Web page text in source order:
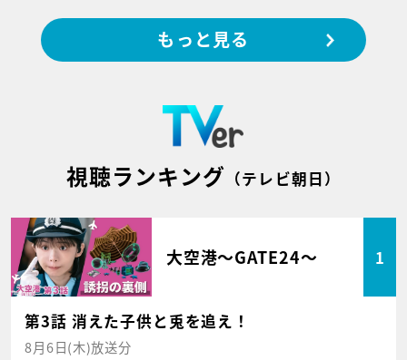
もっと見る
視聴ランキング （テレビ朝日）
大空港～GATE24～ 1
第3話 消えた子供と兎を追え！
8月6日(木)放送分